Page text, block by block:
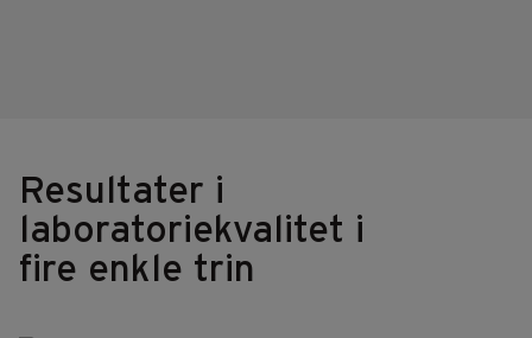
Resultater i
laboratoriekvalitet i
fire enkle trin